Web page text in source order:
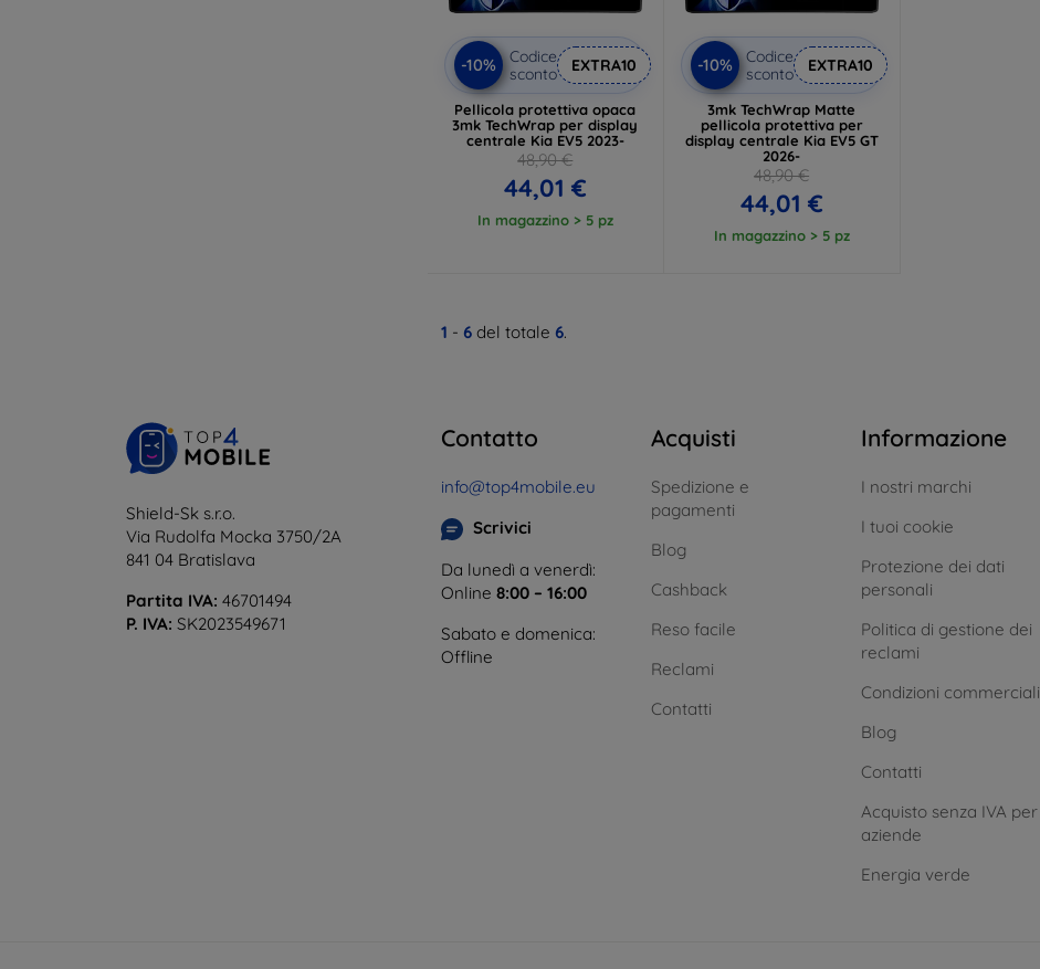
-10%
Codice
sconto
EXTRA10
Pellicola protettiva opaca
3mk TechWrap per display
centrale Kia EV5 2023-
48,90 €
44,01 €
In magazzino > 5 pz
-10%
Codice
sconto
EXTRA10
3mk TechWrap Matte
pellicola protettiva per
display centrale Kia EV5 GT
2026-
48,90 €
44,01 €
In magazzino > 5 pz
1 - 6 del totale 6.
Shield-Sk s.r.o.
Via Rudolfa Mocka 3750/2A
841 04 Bratislava
Partita IVA: 46701494
P. IVA: SK2023549671
Contatto
info@top4mobile.eu
Scrivici
Da lunedì a venerdì:
Online 8:00 – 16:00
Sabato e domenica:
Offline
Acquisti
Spedizione e
pagamenti
Blog
Cashback
Reso facile
Reclami
Contatti
Informazione
I nostri marchi
I tuoi cookie
Protezione dei dati
personali
Politica di gestione dei
reclami
Condizioni commerciali
Blog
Contatti
Acquisto senza IVA per
aziende
Energia verde